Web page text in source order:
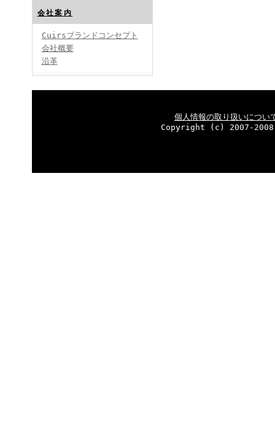
会社案内
Cuirsブランドコンセプト
会社概要
沿革
個人情報の取り扱いについ
Copyright (c) 2007-